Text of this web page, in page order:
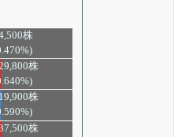
株
株
株
株